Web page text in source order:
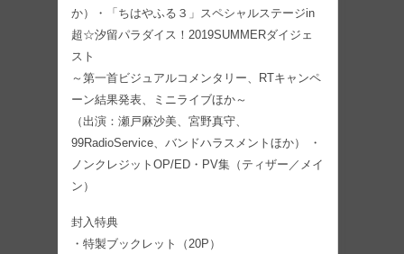
か）・「ちはやふる３」スペシャルステージin
超☆汐留パラダイス！2019SUMMERダイジェ
スト
～第一首ビジュアルコメンタリー、RTキャンペ
ーン結果発表、ミニライブほか～
（出演：瀬戸麻沙美、宮野真守、
99RadioService、バンドハラスメントほか） ・
ノンクレジットOP/ED・PV集（ティザー／メイ
ン）
封入特典
・特製ブックレット（20P）